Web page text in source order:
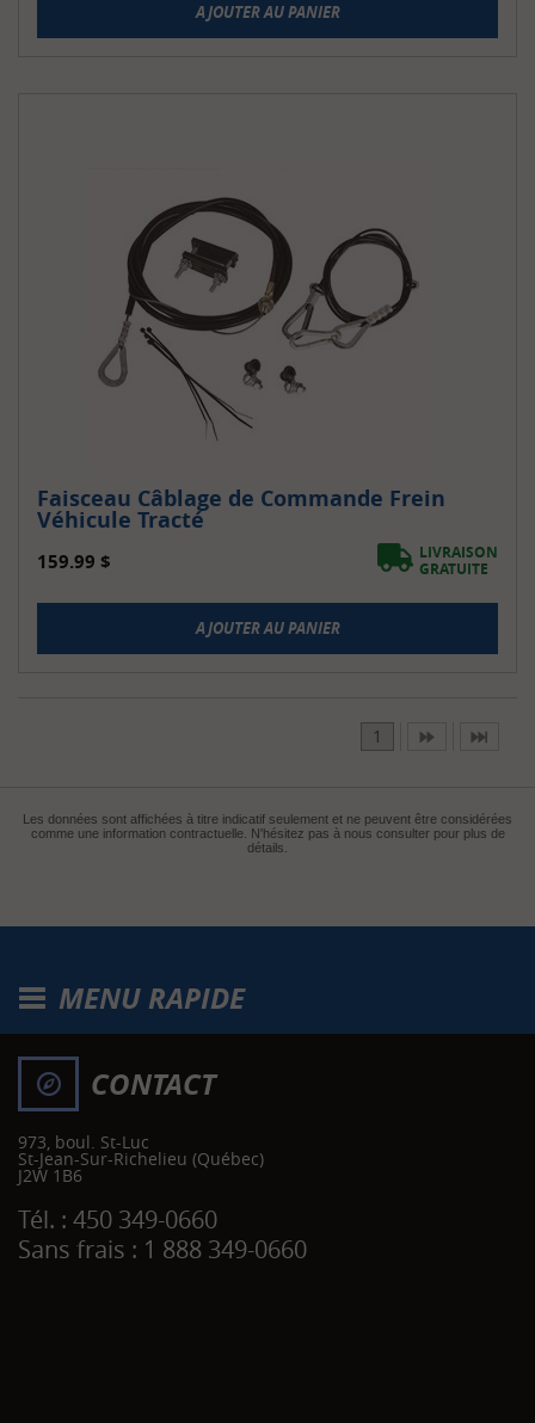
AJOUTER AU PANIER
Faisceau Câblage de Commande Frein
Véhicule Tracté
159.99 $
LIVRAISON
GRATUITE
AJOUTER AU PANIER
1
Les données sont affichées à titre indicatif seulement et ne peuvent être considérées
comme une information contractuelle. N'hésitez pas à nous consulter pour plus de
détails.
MENU RAPIDE
CONTACT
973, boul. St-Luc
St-Jean-Sur-Richelieu (Québec)
J2W 1B6
Tél. : 450 349-0660
Sans frais : 1 888 349-0660